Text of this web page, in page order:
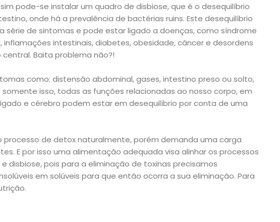
pode-se instalar um quadro de disbiose, que é o desequilíbrio
onde há a prevalência de bactérias ruins. Este desequilíbrio
série de sintomas e pode estar ligado a doenças, como síndrome
inflamações intestinais, diabetes, obesidade, câncer e desordens
Baita problema não?!
como: distensão abdominal, gases, intestino preso ou solto,
somente isso, todas as funções relacionadas ao nosso corpo, em
e cérebro podem estar em desequilíbrio por conta de uma
processo de detox naturalmente, porém demanda uma carga
E por isso uma alimentação adequada visa alinhar os processos
disbiose, pois para a eliminação de toxinas precisamos
em solúveis para que então ocorra a sua eliminação. Para